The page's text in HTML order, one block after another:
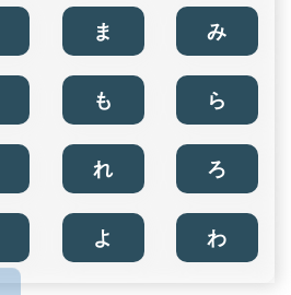
ま み
も ら
れ ろ
よ わ